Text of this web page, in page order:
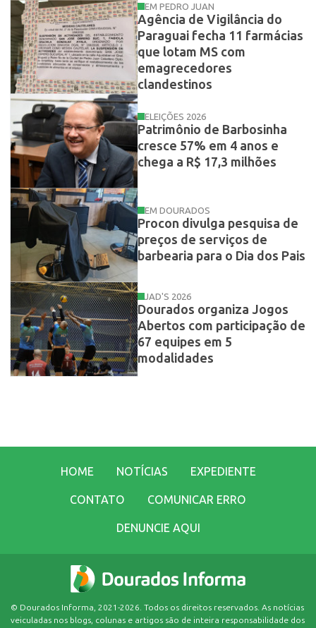
EM PEDRO JUAN
Agência de Vigilância do
Paraguai fecha 11 farmácias
que lotam MS com
emagrecedores
clandestinos
ELEIÇÕES 2026
Patrimônio de Barbosinha
cresce 57% em 4 anos e
chega a R$ 17,3 milhões
EM DOURADOS
Procon divulga pesquisa de
preços de serviços de
barbearia para o Dia dos Pais
JAD'S 2026
Dourados organiza Jogos
Abertos com participação de
67 equipes em 5
modalidades
HOME NOTÍCIAS EXPEDIENTE
CONTATO COMUNICAR ERRO
DENUNCIE AQUI
© Dourados Informa, 2021-2026. Todos os direitos reservados. As notícias
veiculadas nos blogs, colunas e artigos são de inteira responsabilidade dos